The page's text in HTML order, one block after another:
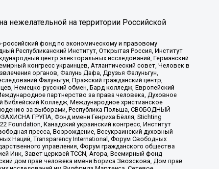
нежелательной на территории Российской
фонд по экономическому и правовому
Республиканский Институт, Открытая Россия, Институт
центр электоральных исследований, Германский
конгресс украинцев, Атлантический совет, Человек в
органов, Фалунь Дафа, Друзья Фалуньгун,
Фалуньгун, Пражский гражданский центр,
Немецко-русский обмен, Бард колледж, Европейский
партнерство за права человека, Духовное
Библейский Колледж, Международное христианское
за выборами, Республика Польша, СВОБОДНЫЙ
ГРУПА, Фонд имени Генриха Бёлля, Stichting
Канадский украинский конгресс, Институт
пресса, Возрождение, Всеукраинский духовный
Наций, Transparеncy International, Форум Свободных
управления, Форум гражданского общества
Инк, Завет церквей TCCN, Агора, Всемирный фонд
дом прав человека имени Бориса Звозскова, Дом прав